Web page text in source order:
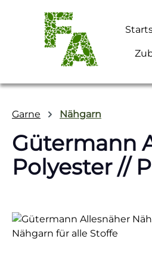
Hauptinhalt springen
Zur Suche springen
Zur Hauptnavigation
Garne Nähgarn
Gütermann
Polyester //
Bildergalerie überspringen